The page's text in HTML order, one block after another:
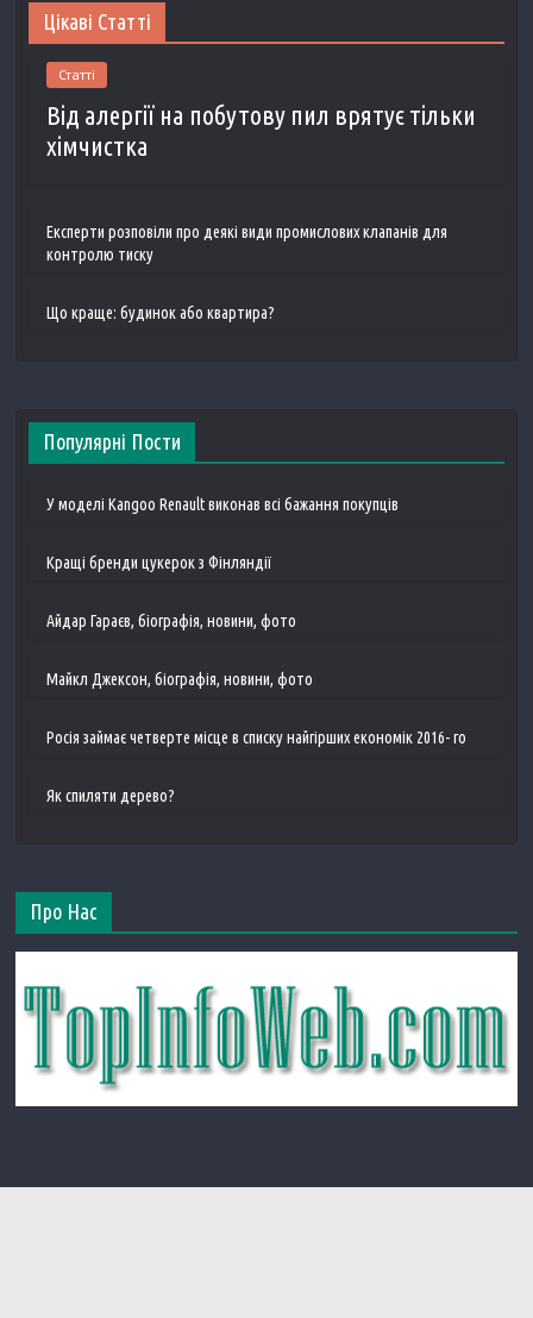
Цікаві Статті
Статті
Від алергії на побутову пил врятує тільки
хімчистка
Експерти розповіли про деякі види промислових клапанів для
контролю тиску
Що краще: будинок або квартира?
Популярні Пости
У моделі Kangoo Renault виконав всі бажання покупців
Кращі бренди цукерок з Фінляндії
Айдар Гараєв, біографія, новини, фото
Майкл Джексон, біографія, новини, фото
Росія займає четверте місце в списку найгірших економік 2016- го
Як спиляти дерево?
Про Нас